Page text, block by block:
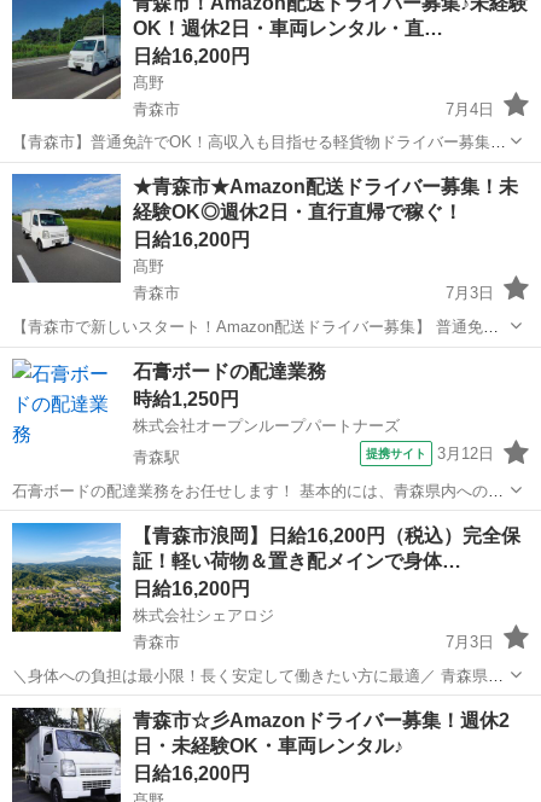
をよく耳にします。 当社では、不透明な「想定月収」ではなく、日給
16,500円を最低保証。 ...OK！週休2日・車両レンタル・直…
日給16,200円
髙野
青森市
7月4日
【青森市】普通免許でOK！高収入も目指せる軽貨物ドライバー募集☆
未経験でも安心の充実研修＆車両レンタルあり！主に軽量荷物のポス
ト投函や個人宅への配送なので、体力に自信がなくても大丈夫♪【直行
直帰OK】でプライベートとの両...
青森 青森市 ドライバー Amazon
★青森市★Amazon配送ドライバー募集！未
経験OK◎週休2日・直行直帰で稼ぐ！
日給16,200円
髙野
青森市
7月3日
【青森市で新しいスタート！Amazon配送ドライバー募集】 普通免許
があれば未経験OK！軽車両での配送だから女性も活躍中☆彡 【週休2
日制】でプライベートも充実！希望月収・稼働日時も相談OK♪ スマホ
操作と簡単な荷物の...
青森 青森市 ドライバー Amazon
石膏ボードの配達業務
時給1,250円
株式会社オープンループパートナーズ
青森駅
提携サイト 3月12日
石膏ボードの配達業務をお任せします！ 基本的には、青森県内への資
材の積載・配達作業をご担当いただきます。 荷物の積み下ろしは別な
リフトマンが行います。 一部、積み荷の確認、荷付固縛作業、安全確
認作業などの配送助手業務も行いま...
青森 青森市 青森駅 ドライバー
【青森市浪岡】日給16,200円（税込）完全保
証！軽い荷物＆置き配メインで身体…
日給16,200円
株式会社シェアロジ
青森市
7月3日
＼身体への負担は最小限！長く安定して働きたい方に最適／ 青森県青
森市浪岡を拠点とした、大手ECサイト等の配送ドライバーの募集で
す。最大の魅力は「置き配の多さ」と「早上がり可能な体制」！無理
なく働ける環境が整っています。 ...
青森 青森市 ドライバー
青森市☆彡Amazonドライバー募集！週休2
日・未経験OK・車両レンタル♪
日給16,200円